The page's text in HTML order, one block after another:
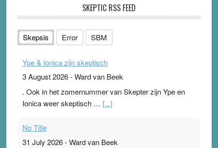
SKEPTIC RSS FEED
Skepsis Error SBM
Ype & Ionica zijn skeptisch
3 August 2026-Ward van Beek
. Ook in het zomernummer van Skepter zijn Ype en
Ionica weer skeptisch … [...]
No Title
31 July 2026-Ward van Beek